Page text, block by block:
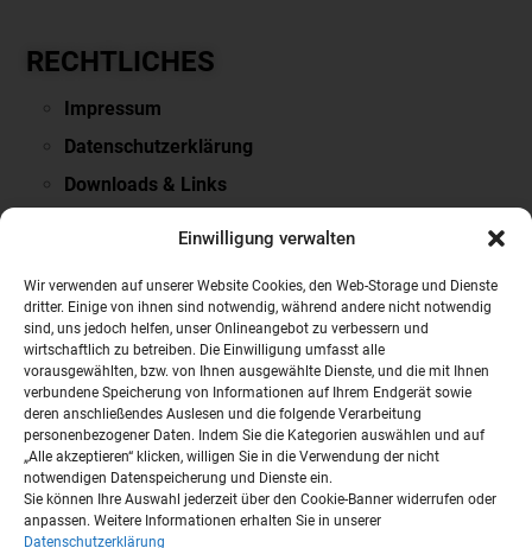
Einwilligung verwalten
Wir verwenden auf unserer Website Cookies, den Web-Storage und Dienste
dritter. Einige von ihnen sind notwendig, während andere nicht notwendig
sind, uns jedoch helfen, unser Onlineangebot zu verbessern und
wirtschaftlich zu betreiben. Die Einwilligung umfasst alle
vorausgewählten, bzw. von Ihnen ausgewählte Dienste, und die mit Ihnen
verbundene Speicherung von Informationen auf Ihrem Endgerät sowie
deren anschließendes Auslesen und die folgende Verarbeitung
personenbezogener Daten. Indem Sie die Kategorien auswählen und auf
„Alle akzeptieren“ klicken, willigen Sie in die Verwendung der nicht
notwendigen Datenspeicherung und Dienste ein.
Sie können Ihre Auswahl jederzeit über den Cookie-Banner widerrufen oder
anpassen. Weitere Informationen erhalten Sie in unserer
Datenschutzerklärung
RECHTLICHES
Impressum
Datenschutzerklärung
Downloads & Links
PARTNERSEITEN
VOLVO
NISSAN
Mobile.de
Auto Scout24
Autobörse